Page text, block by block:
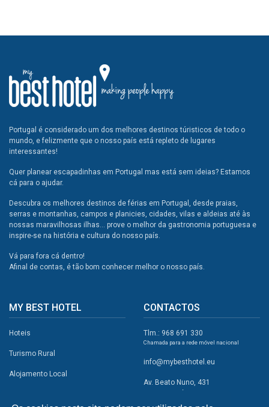
Portugal é considerado um dos melhores destinos túristicos de todo o
mundo, e felizmente que o nosso país está repleto de lugares
interessantes!
Quer planear escapadinhas em Portugal mas está sem ideias? Estamos
cá para o ajudar.
Descubra os melhores destinos de férias em Portugal, desde praias,
serras e montanhas, campos e planicies, cidades, vilas e aldeias até às
nossas maravilhosas ilhas... prove o melhor da gastronomia portuguesa e
inspire-se na história e cultura do nosso país.
Vá para fora cá dentro!
Afinal de contas, é tão bom conhecer melhor o nosso país.
MY BEST HOTEL
Hoteis
Turismo Rural
Alojamento Local
CONTACTOS
Tlm.: 968 691 330
Chamada para a rede móvel nacional
info@mybesthotel.eu
Av. Beato Nuno, 431
2495-401 Fátima